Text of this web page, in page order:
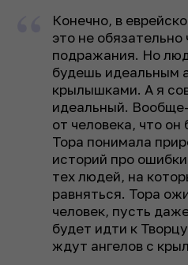
Конечно, в
это не обязательно
подражания. Но
будешь идеальным
крылышками. А я
идеальный.
от человека, что
Тора понимала
историй про
тех людей, на
равняться. Тора
человек, пусть
будет идти к
ждут ангелов с